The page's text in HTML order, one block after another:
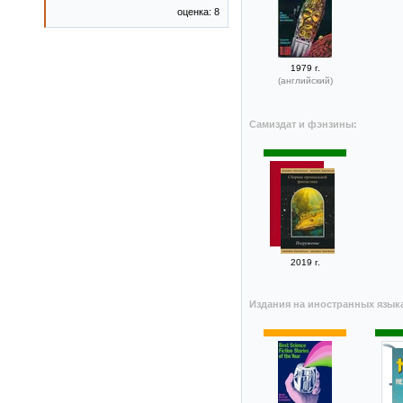
1979 г.
(английский)
Самиздат и фэнзины:
2019 г.
Издания на иностранных
оценка: 8